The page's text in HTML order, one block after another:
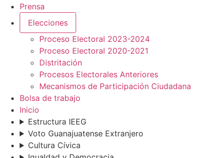
Prensa
Elecciones
Proceso Electoral 2023-2024
Proceso Electoral 2020-2021
Distritación
Procesos Electorales Anteriores
Mecanismos de Participación Ciudadana
Bolsa de trabajo
Inicio
Estructura IEEG
Voto Guanajuatense Extranjero
Cultura Cívica